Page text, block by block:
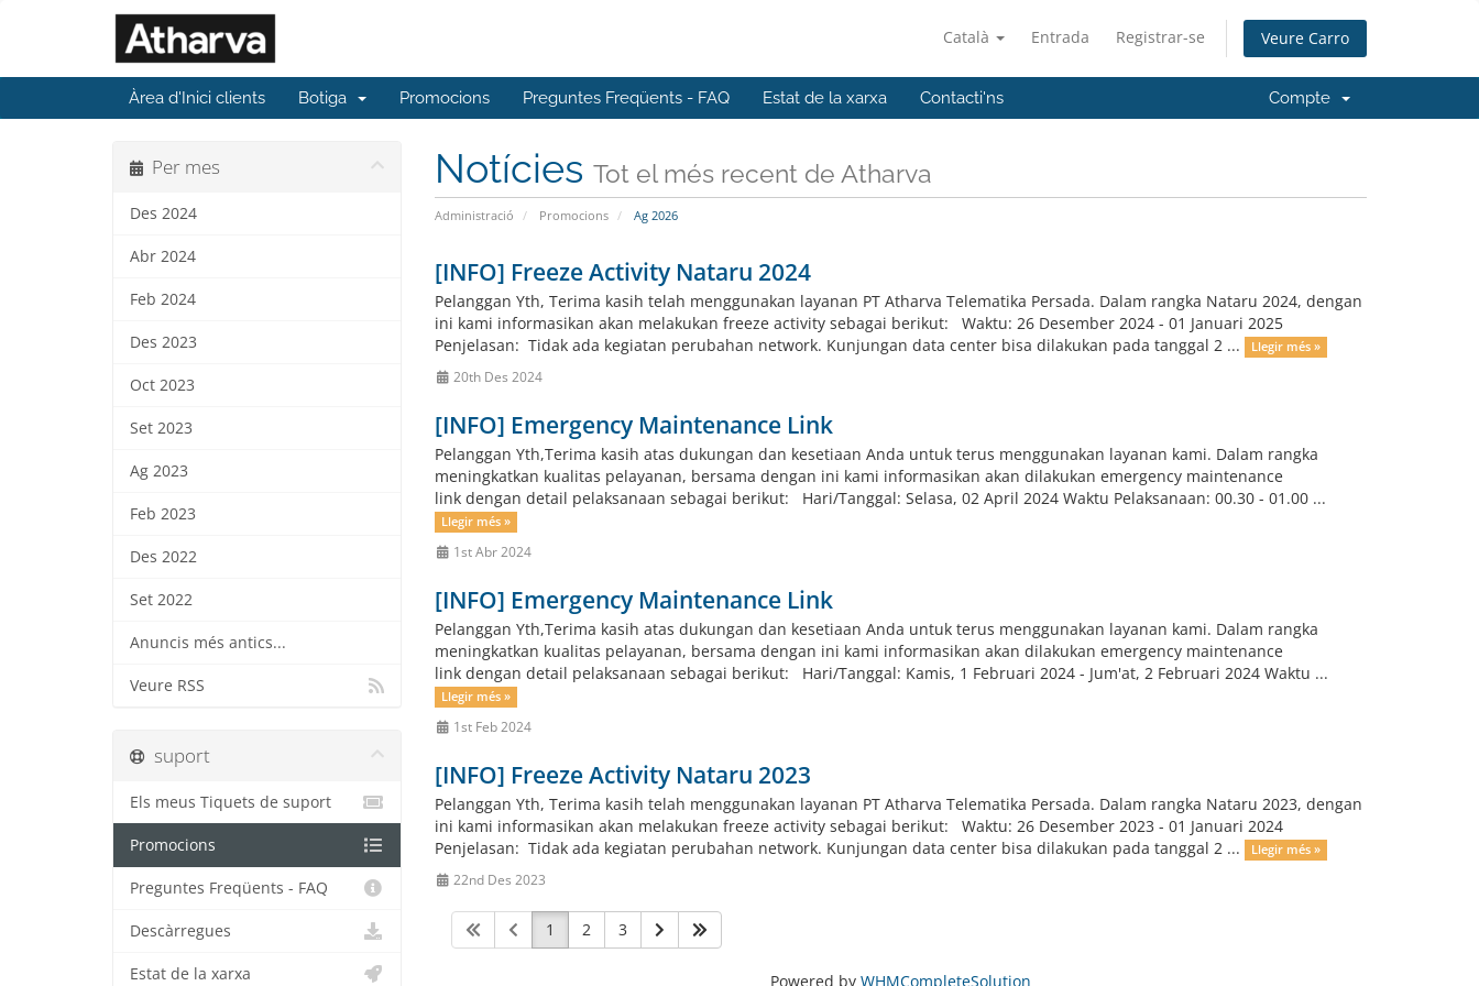
Català Entrada Registrar-se Veure Carro
Àrea d'Inici clients Botiga Promocions Preguntes Freqüents - FAQ Estat de la xarxa Contacti'ns Compte
Notícies Tot el més recent de Atharva
Administració Promocions Ag 2026
Per mes
Des 2024
Abr 2024
Feb 2024
Des 2023
Oct 2023
Set 2023
Ag 2023
Feb 2023
Des 2022
Set 2022
Anuncis més antics...
Veure RSS
[INFO] Freeze Activity Nataru 2024
Pelanggan Yth, Terima kasih telah menggunakan layanan PT Atharva Telematika Persada. Dalam rangka Nataru 2024, dengan
ini kami informasikan akan melakukan freeze activity sebagai berikut: Waktu: 26 Desember 2024 - 01 Januari 2025
Penjelasan: Tidak ada kegiatan perubahan network. Kunjungan data center bisa dilakukan pada tanggal 2 ...
Llegir més »
20th Des 2024
[INFO] Emergency Maintenance Link
Pelanggan Yth,Terima kasih atas dukungan dan kesetiaan Anda untuk terus menggunakan layanan kami. Dalam rangka
meningkatkan kualitas pelayanan, bersama dengan ini kami informasikan akan dilakukan emergency maintenance
link dengan detail pelaksanaan sebagai berikut: Hari/Tanggal: Selasa, 02 April 2024 Waktu Pelaksanaan: 00.30 - 01.00 ...
Llegir més »
1st Abr 2024
[INFO] Emergency Maintenance Link
Pelanggan Yth,Terima kasih atas dukungan dan kesetiaan Anda untuk terus menggunakan layanan kami. Dalam rangka
meningkatkan kualitas pelayanan, bersama dengan ini kami informasikan akan dilakukan emergency maintenance
link dengan detail pelaksanaan sebagai berikut: Hari/Tanggal: Kamis, 1 Februari 2024 - Jum'at, 2 Februari 2024 Waktu ...
Llegir més »
1st Feb 2024
[INFO] Freeze Activity Nataru 2023
Pelanggan Yth, Terima kasih telah menggunakan layanan PT Atharva Telematika Persada. Dalam rangka Nataru 2023, dengan
ini kami informasikan akan melakukan freeze activity sebagai berikut: Waktu: 26 Desember 2023 - 01 Januari 2024
Penjelasan: Tidak ada kegiatan perubahan network. Kunjungan data center bisa dilakukan pada tanggal 2 ...
Llegir més »
22nd Des 2023
1 2 3
Powered by WHMCompleteSolution
suport
Els meus Tiquets de suport
Promocions
Preguntes Freqüents - FAQ
Descàrregues
Estat de la xarxa